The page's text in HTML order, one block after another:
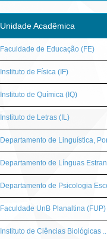
Unidade Acadêmica
Faculdade de Educação (FE)
Instituto de Física (IF)
Instituto de Química (IQ)
Instituto de Letras (IL)
Departamento de Linguística,
Departamento de Línguas
Departamento de Psicologia
Faculdade UnB Planaltina (FUP)
Instituto de Ciências Biológicas ...